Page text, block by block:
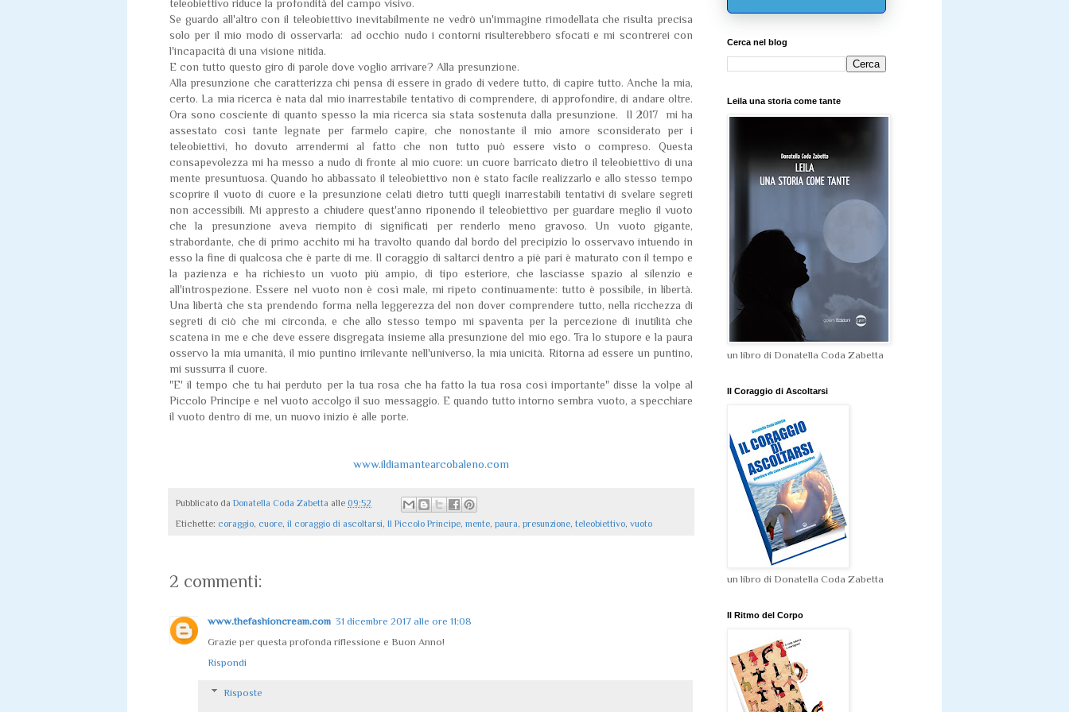
teleobiettivo riduce la profondità del campo visivo.
Se guardo all'altro con il teleobiettivo inevitabilmente ne vedrò un'immagine rimodellata che risulta precisa
solo per il mio modo di osservarla: ad occhio nudo i contorni risulterebbero sfocati e mi scontrerei con
l'incapacità di una visione nitida.
E con tutto questo giro di parole dove voglio arrivare? Alla presunzione.
Alla presunzione che caratterizza chi pensa di essere in grado di vedere tutto, di capire tutto. Anche la mia,
certo. La mia ricerca è nata dal mio inarrestabile tentativo di comprendere, di approfondire, di andare oltre.
Ora sono cosciente di quanto spesso la mia ricerca sia stata sostenuta dalla presunzione. Il 2017 mi ha
assestato così tante legnate per farmelo capire, che nonostante il mio amore sconsiderato per i
teleobiettivi, ho dovuto arrendermi al fatto che non tutto può essere visto o compreso. Questa
consapevolezza mi ha messo a nudo di fronte al mio cuore: un cuore barricato dietro il teleobiettivo di una
mente presuntuosa. Quando ho abbassato il teleobiettivo non è stato facile realizzarlo e allo stesso tempo
scoprire il vuoto di cuore e la presunzione celati dietro tutti quegli inarrestabili tentativi di svelare segreti
non accessibili. Mi appresto a chiudere quest'anno riponendo il teleobiettivo per guardare meglio il vuoto
che la presunzione aveva riempito di significati per renderlo meno gravoso. Un vuoto gigante,
strabordante, che di primo acchito mi ha travolto quando dal bordo del precipizio lo osservavo intuendo in
esso la fine di qualcosa che è parte di me. Il coraggio di saltarci dentro a piè pari è maturato con il tempo e
la pazienza e ha richiesto un vuoto più ampio, di tipo esteriore, che lasciasse spazio al silenzio e
all'introspezione. Essere nel vuoto non è così male, mi ripeto continuamente: tutto è possibile, in libertà.
Una libertà che sta prendendo forma nella leggerezza del non dover comprendere tutto, nella ricchezza di
segreti di ciò che mi circonda, e che allo stesso tempo mi spaventa per la percezione di inutilità che
scatena in me e che deve essere disgregata insieme alla presunzione del mio ego. Tra lo stupore e la paura
osservo la mia umanità, il mio puntino irrilevante nell'universo, la mia unicità. Ritorna ad essere un puntino,
mi sussurra il cuore.
"E' il tempo che tu hai perduto per la tua rosa che ha fatto la tua rosa così importante" disse la volpe al
Piccolo Principe e nel vuoto accolgo il suo messaggio. E quando tutto intorno sembra vuoto, a specchiare
il vuoto dentro di me, un nuovo inizio è alle porte.
www.ildiamantearcobaleno.com
Pubblicato da Donatella Coda Zabetta alle 09:52
Etichette: coraggio, cuore, il coraggio di ascoltarsi, Il Piccolo Principe, mente, paura, presunzione, teleobiettivo, vuoto
2 commenti:
www.thefashioncream.com 31 dicembre 2017 alle ore 11:08
Grazie per questa profonda riflessione e Buon Anno!
Rispondi
Risposte
Cerca nel blog
Leila una storia come tante
un libro di Donatella Coda Zabetta
Il Coraggio di Ascoltarsi
un libro di Donatella Coda Zabetta
Il Ritmo del Corpo